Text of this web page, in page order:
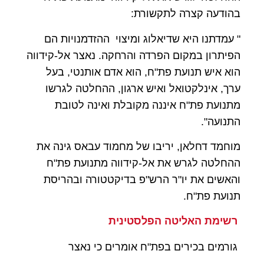
בהודעה קצרה לתקשורת:
" עמדתנו היא שדיאלוג ומיצוי ההזדמנויות הם
הפיתרון במקום הפרדה והרחקה. נאצר אל-קידווה
הוא איש תנועת פת"ח, הוא אדם אותנטי, בעל
ערך, אינלקטואל ואיש ארגון, ההחלטה לגרשו
מתנועת פת"ח איננה מקובלת ואינה לטובת
התנועה".
מוחמד דחלאן, יריבו של מחמוד עבאס גינה את
ההחלטה לגרש את אל-קידווה מתנועת פת"ח
והאשים את יו"ר הרש"פ בדיקטטורה ובהריסת
תנועת פת"ח.
רשימת האליטה הפלסטינית
גורמים בכירים בפת"ח אומרים כי נאצר